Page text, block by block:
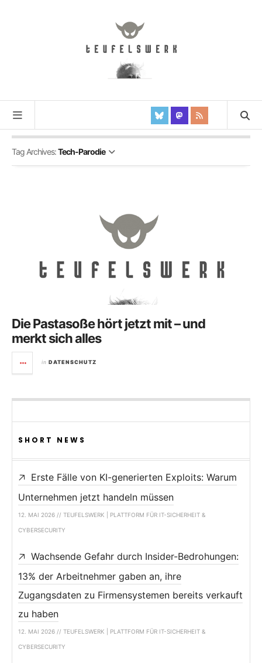
Tag Archives:Tech-Parodie
Die Pastasoße hört jetzt mit – und
merkt sich alles
in DATENSCHUTZ
SHORT NEWS
Erste Fälle von KI-generierten Exploits: Warum
Unternehmen jetzt handeln müssen
12. MAI 2026 // TEUFELSWERK | PLATTFORM FÜR IT-SICHERHEIT &
CYBERSECURITY
Wachsende Gefahr durch Insider-Bedrohungen:
13% der Arbeitnehmer gaben an, ihre
Zugangsdaten zu Firmensystemen bereits verkauft
zu haben
12. MAI 2026 // TEUFELSWERK | PLATTFORM FÜR IT-SICHERHEIT &
CYBERSECURITY